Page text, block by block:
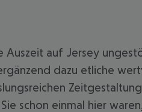
Auszeit auf Jersey
dazu etliche
schon einmal hier
akzeptieren